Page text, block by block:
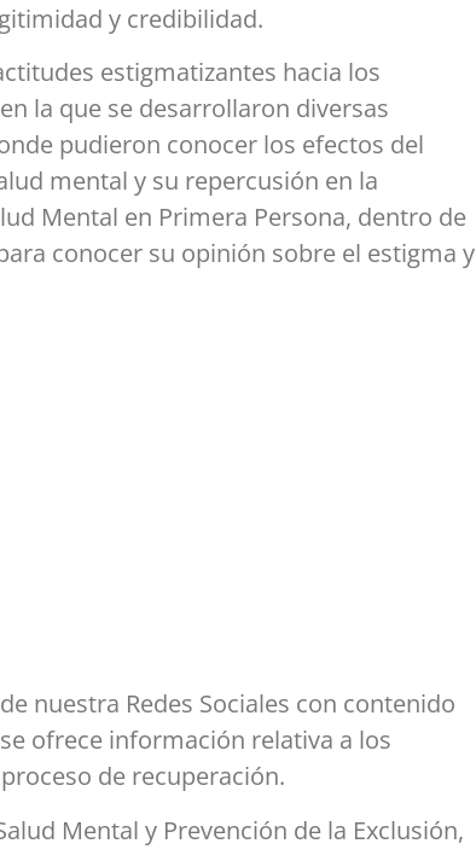
y credibilidad.
estigmatizantes hacia los
la que se desarrollaron diversas
pudieron conocer los efectos del
mental y su repercusión en la
Mental en Primera Persona, dentro de
conocer su opinión sobre el estigma y
nuestra Redes Sociales con contenido
ofrece información relativa a los
de recuperación.
Mental y Prevención de la Exclusión,